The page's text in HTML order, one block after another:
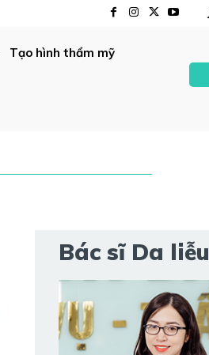
Tạo hình thẩm mỹ
Bác sĩ Da liễu